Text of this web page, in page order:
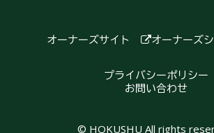
オーナーズサイト オーナーズ
プライバシーポリシー
お問い合わせ
© HOKUSHU All rights